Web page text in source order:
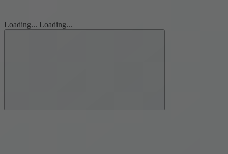
Loading... Loading...